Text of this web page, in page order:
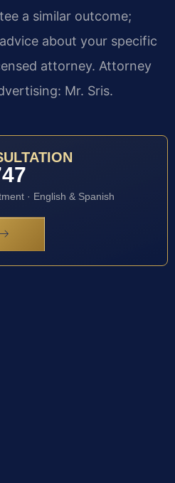
a similar outcome;
about your specific
attorney. Attorney
Mr. Sris.
· English & Spanish